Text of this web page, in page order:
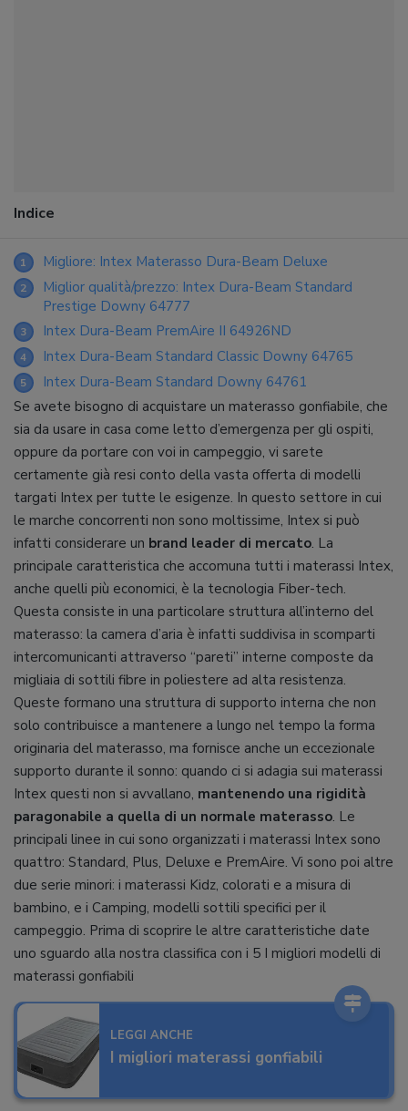
Indice
1 Migliore: Intex Materasso Dura-Beam Deluxe
2
Miglior qualità/prezzo: Intex Dura-Beam Standard
Prestige Downy 64777
3 Intex Dura-Beam PremAire II 64926ND
4 Intex Dura-Beam Standard Classic Downy 64765
5
Intex Dura-Beam Standard Downy 64761
Se avete bisogno di acquistare un materasso gonfiabile, che
sia da usare in casa come letto d’emergenza per gli ospiti,
oppure da portare con voi in campeggio, vi sarete
certamente già resi conto della vasta offerta di modelli
targati Intex per tutte le esigenze. In questo settore in cui
le marche concorrenti non sono moltissime, Intex si può
infatti considerare un brand leader di mercato. La
principale caratteristica che accomuna tutti i materassi Intex,
anche quelli più economici, è la tecnologia Fiber-tech.
Questa consiste in una particolare struttura all’interno del
materasso: la camera d’aria è infatti suddivisa in scomparti
intercomunicanti attraverso “pareti” interne composte da
migliaia di sottili fibre in poliestere ad alta resistenza.
Queste formano una struttura di supporto interna che non
solo contribuisce a mantenere a lungo nel tempo la forma
originaria del materasso, ma fornisce anche un eccezionale
supporto durante il sonno: quando ci si adagia sui materassi
Intex questi non si avvallano, mantenendo una rigidità
paragonabile a quella di un normale materasso. Le
principali linee in cui sono organizzati i materassi Intex sono
quattro: Standard, Plus, Deluxe e PremAire. Vi sono poi altre
due serie minori: i materassi Kidz, colorati e a misura di
bambino, e i Camping, modelli sottili specifici per il
campeggio. Prima di scoprire le altre caratteristiche date
uno sguardo alla nostra classifica con i 5 I migliori modelli di
materassi gonfiabili
LEGGI ANCHE
I migliori materassi gonfiabili